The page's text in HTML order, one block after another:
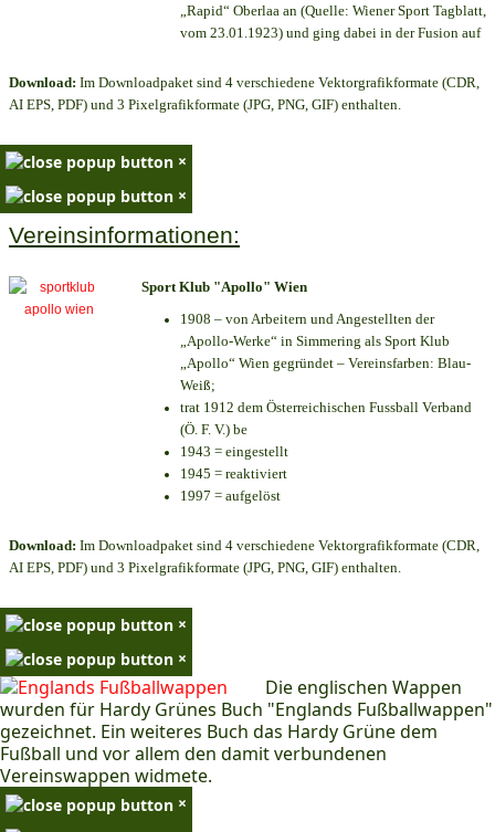
„Rapid“ Oberlaa an (Quelle: Wiener Sport Tagblatt,
vom 23.01.1923) und ging dabei in der Fusion auf
Download: Im Downloadpaket sind 4 verschiedene Vektorgrafikformate (CDR,
AI EPS, PDF) und 3 Pixelgrafikformate (JPG, PNG, GIF) enthalten.
×
×
Vereinsinformationen:
Sport Klub "Apollo" Wien
1908 – von Arbeitern und Angestellten der
„Apollo-Werke“ in Simmering als Sport Klub
„Apollo“ Wien gegründet – Vereinsfarben: Blau-
Weiß;
trat 1912 dem Österreichischen Fussball Verband
(Ö. F. V.) be
1943 = eingestellt
1945 = reaktiviert
1997 = aufgelöst
Download: Im Downloadpaket sind 4 verschiedene Vektorgrafikformate (CDR,
AI EPS, PDF) und 3 Pixelgrafikformate (JPG, PNG, GIF) enthalten.
×
×
Die englischen Wappen
wurden für Hardy Grünes Buch "Englands Fußballwappen"
gezeichnet. Ein weiteres Buch das Hardy Grüne dem
Fußball und vor allem den damit verbundenen
Vereinswappen widmete.
×